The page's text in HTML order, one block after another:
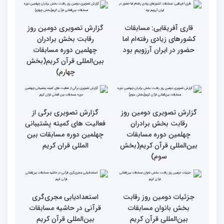
فلسطین را دارد
کسب موفقیت‌های متعدد
در زندگی یکی از تأثیرات
انس با قرآن چراغ راه
رسیدن به سرمنزل مقصود
است
مسلمان باید اولین اولویت
باشد
اجتماعی افراد تأثیرگذار است
کشورهای زیادی رفته‌ام اما
گزارش تصویری دومین روز
رقابت بخش برادران
بین‌المللی قرآن کریم(بخش
چهارم)